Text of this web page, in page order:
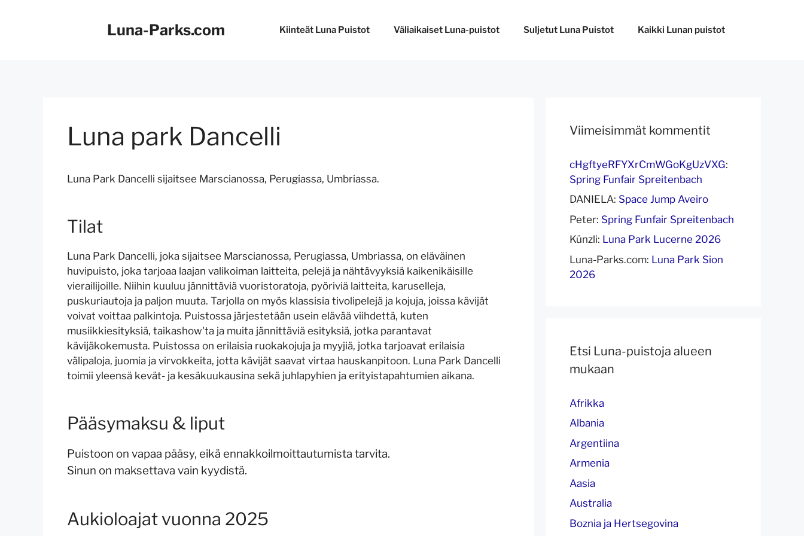
Luna-Parks.com Kiinteät Luna Puistot Väliaikaiset Luna-puistot Suljetut Luna Puistot Kaikki Lunan puistot
Luna park Dancelli
Luna Park Dancelli sijaitsee Marscianossa, Perugiassa, Umbriassa.
Tilat
Luna Park Dancelli, joka sijaitsee Marscianossa, Perugiassa, Umbriassa, on eläväinen
huvipuisto, joka tarjoaa laajan valikoiman laitteita, pelejä ja nähtävyyksiä kaikenikäisille
vierailijoille. Niihin kuuluu jännittäviä vuoristoratoja, pyöriviä laitteita, karuselleja,
puskuriautoja ja paljon muuta. Tarjolla on myös klassisia tivolipelejä ja kojuja, joissa kävijät
voivat voittaa palkintoja. Puistossa järjestetään usein elävää viihdettä, kuten
musiikkiesityksiä, taikashow'ta ja muita jännittäviä esityksiä, jotka parantavat
kävijäkokemusta. Puistossa on erilaisia ruokakojuja ja myyjiä, jotka tarjoavat erilaisia
välipaloja, juomia ja virvokkeita, jotta kävijät saavat virtaa hauskanpitoon. Luna Park Dancelli
toimii yleensä kevät- ja kesäkuukausina sekä juhlapyhien ja erityistapahtumien aikana.
Pääsymaksu & liput
Puistoon on vapaa pääsy, eikä ennakkoilmoittautumista tarvita.
Sinun on maksettava vain kyydistä.
Aukioloajat vuonna 2025
Viimeisimmät kommentit
cHgftyeRFYXrCmWGoKgUzVXG:
Spring Funfair Spreitenbach
DANIELA: Space Jump Aveiro
Peter: Spring Funfair Spreitenbach
Künzli: Luna Park Lucerne 2026
Luna-Parks.com: Luna Park Sion
2026
Etsi Luna-puistoja alueen
mukaan
Afrikka
Albania
Argentiina
Armenia
Aasia
Australia
Boznia ja Hertsegovina